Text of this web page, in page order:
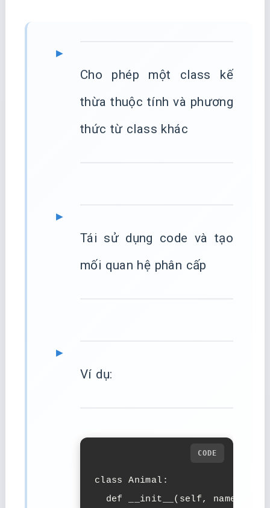
Cho phép một class kế
thừa thuộc tính và phương
thức từ class khác
Tái sử dụng code và tạo
mối quan hệ phân cấp
Ví dụ:
class Animal:
  def __init__(self, name):